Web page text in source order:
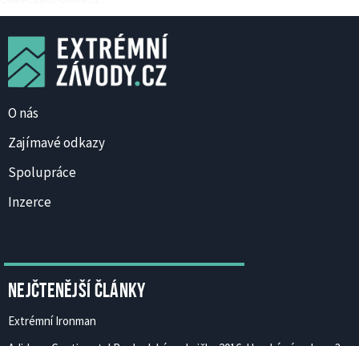
O nás
Zajímavé odkazy
Spolupráce
Inzerce
Nejčtenější články
Extrémní Ironman